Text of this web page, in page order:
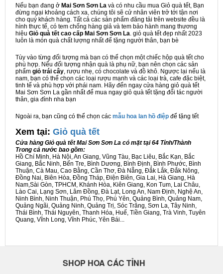
Nếu bạn đang ở Mai Sơn Sơn La và có nhu cầu mua Giỏ quà tết, Bạn
đừng ngại khoảng cách xa, chúng tôi sẽ cử nhân viên trở tới tận nơi
cho quý khách hàng. Tất cả các sản phẩm đăng tải trên website đều là
hình thực tế, có tem chống hàng giả và tem bảo hành mang thương
hiệu Giỏ quà tết cao cấp Mai Sơn Sơn La. giỏ quà tết đẹp nhất 2023
luôn là món quà chất lượng nhất để tặng người thân, bạn bè
Tùy vào từng đối tượng mà bạn có thể chọn một chiếc hộp quà tết cho
phù hợp. Nếu đối tượng nhận quà là phụ nữ, bạn nên chọn các sản
phẩm giỏ trái cây, rượu nhẹ, có chocolate và đồ khô. Ngược lại nếu là
nam, bạn có thể chọn các loại rượu mạnh và các loại trà, cafe đặc biệt,
tinh tế và phù hợp với phái nam. Hãy đến ngay cửa hàng giỏ quà tết
Mai Sơn Sơn La gần nhất để mua ngay giỏ quà tết tặng đối tác người
thân, gia đình nha bạn
Ngoài ra, bạn cũng có thể chọn các mẫu hoa lan hồ điệp để tặng tết
Xem tại: Giỏ quà tết
Cửa hàng Giỏ quà tết Mai Sơn Sơn La có mặt tại 64 Tỉnh/Thành
Trong cả nước bao gồm:
Hồ Chí Minh, Hà Nội, An Giang, Vũng Tàu, Bạc Liêu, Bắc Kạn, Bắc
Giang, Bắc Ninh, Bến Tre, Bình Dương, Bình Định, Bình Phước, Bình
Thuận, Cà Mau, Cao Bằng, Cần Thơ, Đà Nẵng, Đắk Lắk, Đắk Nông,
Đồng Nai, Biên Hòa, Đồng Tháp, Điện Biên, Gia Lai, Hà Giang, Hà
Nam,Sài Gòn, TPHCM, Khánh Hòa, Kiên Giang, Kon Tum, Lai Châu,
Lào Cai, Lạng Sơn, Lâm Đồng, Đà Lạt, Long An, Nam Định, Nghệ An,
Ninh Bình, Ninh Thuận, Phú Thọ, Phú Yên, Quảng Bình, Quảng Nam,
Quảng Ngãi, Quảng Ninh, Quảng Trị, Sóc Trăng, Sơn La, Tây Ninh,
Thái Bình, Thái Nguyên, Thanh Hóa, Huế, Tiền Giang, Trà Vinh, Tuyên
Quang, Vĩnh Long, Vĩnh Phúc, Yên Bái...
SHOP HOA CÁC TỈNH